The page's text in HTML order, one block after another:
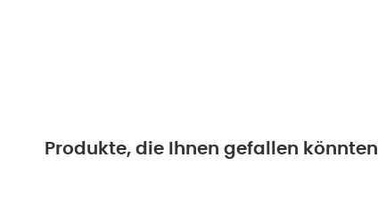
Produkte, die Ihnen gefallen könnten